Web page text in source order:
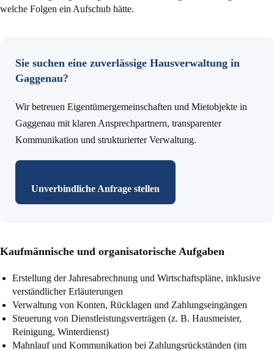
welche Folgen ein Aufschub hätte.
Sie suchen eine zuverlässige Hausverwaltung in
Gaggenau?
Wir betreuen Eigentümergemeinschaften und Mietobjekte in
Gaggenau mit klaren Ansprechpartnern, transparenter
Kommunikation und strukturierter Verwaltung.
Unverbindliche Anfrage stellen
Kaufmännische und organisatorische Aufgaben
Erstellung derJahresabrechnung und Wirtschaftspläne, inklusive
verständlicher Erläuterungen
Verwaltung von Konten, Rücklagen und Zahlungseingängen
Steuerung von Dienstleistungsverträgen (z. B. Hausmeister,
Reinigung, Winterdienst)
Mahnlauf und Kommunikation bei Zahlungsrückständen (im